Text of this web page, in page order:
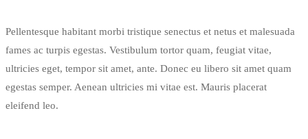
Pellentesque habitant morbi tristique senectus et netus et malesuada
fames ac turpis egestas. Vestibulum tortor quam, feugiat vitae,
ultricies eget, tempor sit amet, ante. Donec eu libero sit amet quam
egestas semper. Aenean ultricies mi vitae est. Mauris placerat
eleifend leo.